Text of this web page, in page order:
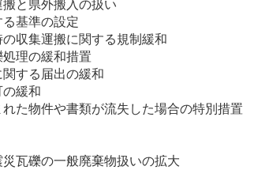
と県外搬入の扱い
基準の設定
収集運搬に関する規制緩和
理の緩和措置
する届出の緩和
緩和
た物件や書類が流失した場合の特別措置
瓦礫の一般廃棄物扱いの拡大